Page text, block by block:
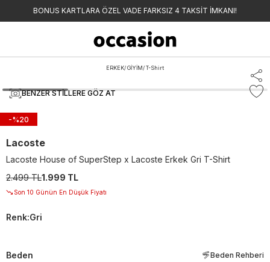
BONUS KARTLARA ÖZEL VADE FARKSIZ 4 TAKSİT İMKANI!
ERKEK/GİYİM/T-Shirt
BENZER STILLERE GÖZ AT
-%20
Lacoste
Lacoste House of SuperStep x Lacoste Erkek Gri T-Shirt
2.499 TL1.999 TL
Son 10 Günün En Düşük Fiyatı
Renk:Gri
Beden Beden Rehberi